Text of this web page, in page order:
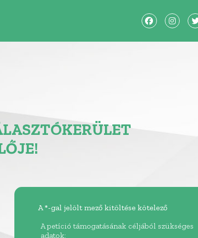
A *-gal jelölt mező kitöltése kötelező
A petíció támogatásának céljából szükséges
adatok: